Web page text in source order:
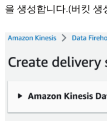
을 생성합니다.(버킷